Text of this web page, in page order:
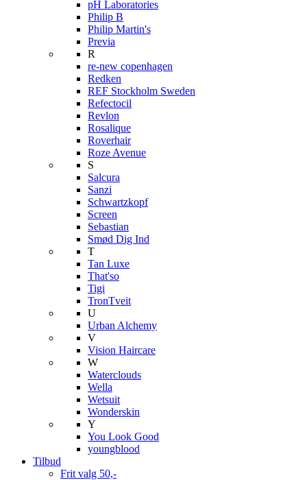
pH Laboratories
Philip B
Philip Martin's
Previa
R
re-new copenhagen
Redken
REF Stockholm Sweden
Refectocil
Revlon
Rosalique
Roverhair
Roze Avenue
S
Salcura
Sanzi
Schwartzkopf
Screen
Sebastian
Smød Dig Ind
T
Tan Luxe
That'so
Tigi
TronTveit
U
Urban Alchemy
V
Vision Haircare
W
Waterclouds
Wella
Wetsuit
Wonderskin
Y
You Look Good
youngblood
Tilbud
Frit valg 50,-